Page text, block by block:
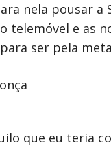
nela pousar a
e as
ser pela
que eu teria